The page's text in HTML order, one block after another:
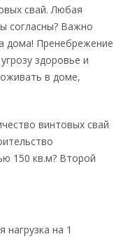
свай. Любая
согласны? Важно
дома! Пренебрежение
здоровье и
в доме,
винтовых свай
150 кв.м? Второй
на 1